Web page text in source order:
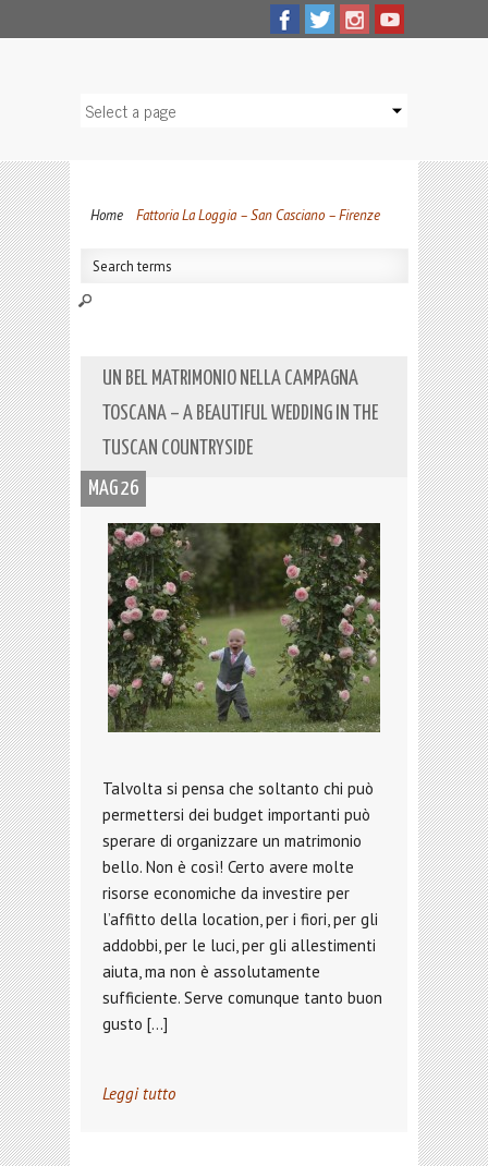
Home Fattoria La Loggia – San Casciano – Firenze
UN BEL MATRIMONIO NELLA CAMPAGNA
TOSCANA – A BEAUTIFUL WEDDING IN THE
TUSCAN COUNTRYSIDE
MAG 26
Talvolta si pensa che soltanto chi può
permettersi dei budget importanti può
sperare di organizzare un matrimonio
bello. Non è così! Certo avere molte
risorse economiche da investire per
l’affitto della location, per i fiori, per gli
addobbi, per le luci, per gli allestimenti
aiuta, ma non è assolutamente
sufficiente. Serve comunque tanto buon
gusto […]
Leggi tutto